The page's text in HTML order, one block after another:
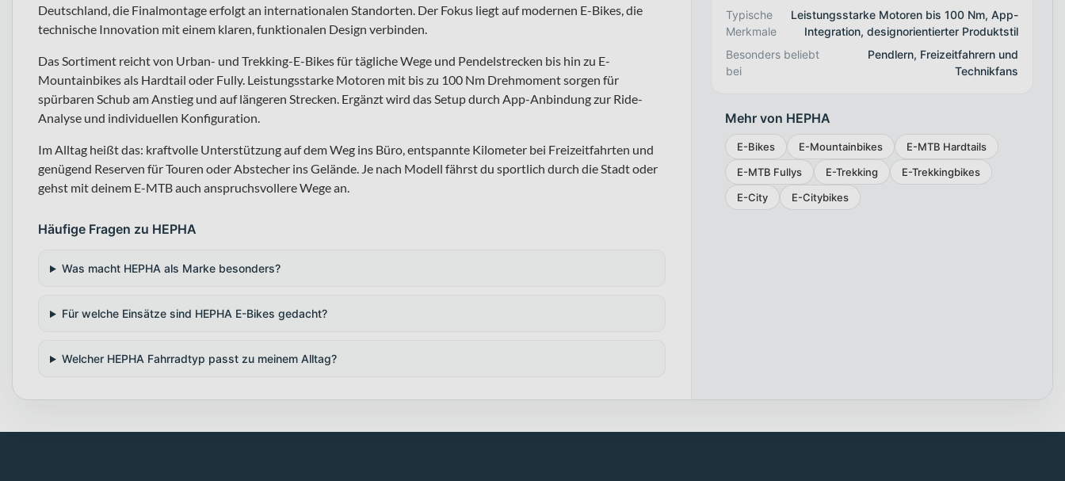
Deutschland, die Finalmontage erfolgt an internationalen Standorten. Der Fokus liegt auf modernen E-Bikes, die
technische Innovation mit einem klaren, funktionalen Design verbinden.
Das Sortiment reicht von Urban- und Trekking-E-Bikes für tägliche Wege und Pendelstrecken bis hin zu E-
Mountainbikes als Hardtail oder Fully. Leistungsstarke Motoren mit bis zu 100 Nm Drehmoment sorgen für
spürbaren Schub am Anstieg und auf längeren Strecken. Ergänzt wird das Setup durch App-Anbindung zur Ride-
Analyse und individuellen Konfiguration.
Im Alltag heißt das: kraftvolle Unterstützung auf dem Weg ins Büro, entspannte Kilometer bei Freizeitfahrten und
genügend Reserven für Touren oder Abstecher ins Gelände. Je nach Modell fährst du sportlich durch die Stadt oder
gehst mit deinem E-MTB auch anspruchsvollere Wege an.
Häufige Fragen zu HEPHA
Was macht HEPHA als Marke besonders?
Für welche Einsätze sind HEPHA E-Bikes gedacht?
Welcher HEPHA Fahrradtyp passt zu meinem Alltag?
Typische
Merkmale
Leistungsstarke Motoren bis 100 Nm, App-
Integration, designorientierter Produktstil
Besonders beliebt
bei
Pendlern, Freizeitfahrern und
Technikfans
Mehr von HEPHA
E-Bikes E-Mountainbikes
E-MTB Hardtails
E-MTB Fullys
E-Trekking
E-Trekkingbikes
E-City
E-Citybikes